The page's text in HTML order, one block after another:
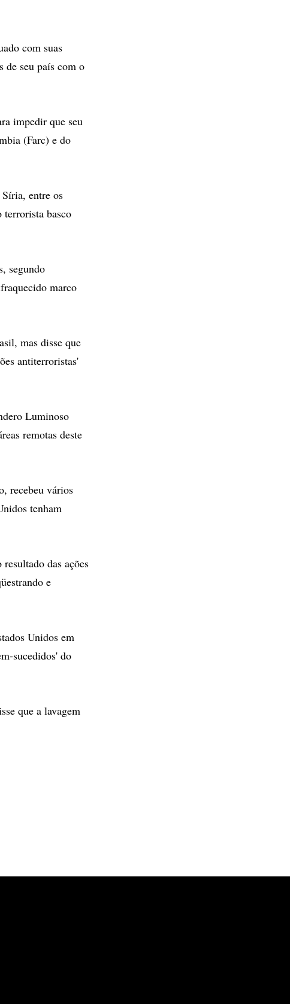
com suas
de seu país com o
impedir que seu
(Farc) e do
entre os
terrorista basco
segundo
marco
mas disse que
antiterroristas'
Luminoso
remotas deste
recebeu vários
tenham
das ações
e
Unidos em
sucedidos' do
que a lavagem